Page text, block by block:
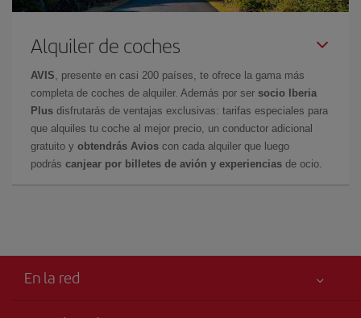
Alquiler de coches
AVIS , presente en casi 200 países, te ofrece la gama más
completa de coches de alquiler. Además por ser socio Iberia
Plus disfrutarás de ventajas exclusivas: tarifas especiales para
que alquiles tu coche al mejor precio, un conductor adicional
gratuito y obtendrás Avios con cada alquiler que luego
podrás canjear por billetes de avión y experiencias de ocio.
En la red